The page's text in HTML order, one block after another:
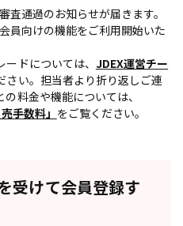
査通過のお知らせが届きます。
員向けの機能をご利用開始いた
ドについては、 JDEX運営チー
さい。担当者より折り返しご連
料金や機能については、
手数料」 をご覧ください。
受けて会員登録す